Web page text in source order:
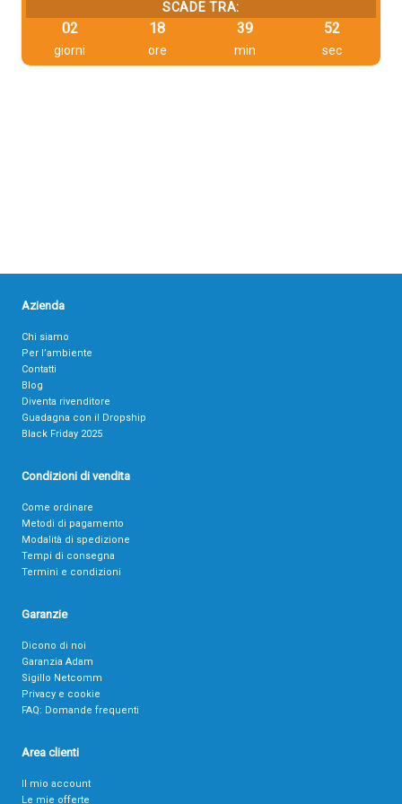
SCADE TRA:
02
giorni
18
ore
39
min
51
sec
Azienda
Chi siamo
Per l’ambiente
Contatti
Blog
Diventa rivenditore
Guadagna con il Dropship
Black Friday 2025
Condizioni di vendita
Come ordinare
Metodi di pagamento
Modalità di spedizione
Tempi di consegna
Termini e condizioni
Garanzie
Dicono di noi
Garanzia Adam
Sigillo Netcomm
Privacy e cookie
FAQ: Domande frequenti
Area clienti
Il mio account
Le mie offerte